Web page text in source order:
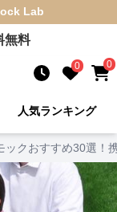
Lab
無料
0 0
人気ランキング
ックおすすめ30選！